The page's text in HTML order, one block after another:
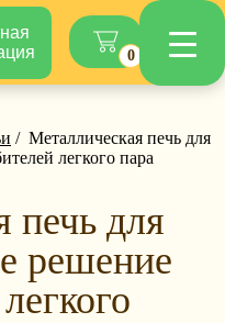
0
/ Металлическая печь для
легкого пара
печь для
решение